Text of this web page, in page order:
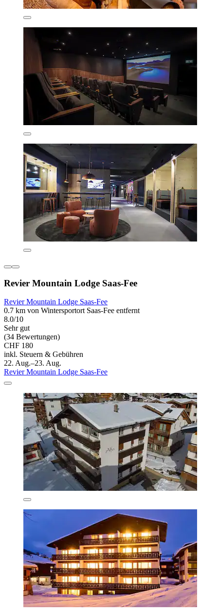
Revier Mountain Lodge Saas-Fee
Revier Mountain Lodge Saas-Fee
0.7 km von Wintersportort Saas-Fee entfernt
8.0/10
Sehr gut
(34 Bewertungen)
CHF 180
inkl. Steuern & Gebühren
22. Aug.–23. Aug.
Revier Mountain Lodge Saas-Fee